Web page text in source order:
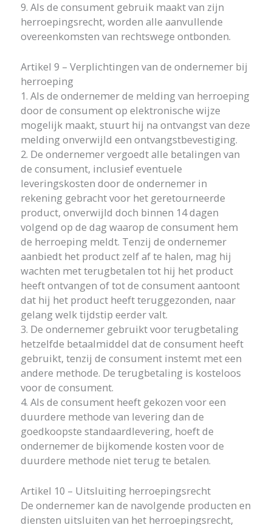
9. Als de consument gebruik maakt van zijn
herroepingsrecht, worden alle aanvullende
overeenkomsten van rechtswege ontbonden.
Artikel 9 – Verplichtingen van de ondernemer bij
herroeping
1. Als de ondernemer de melding van herroeping
door de consument op elektronische wijze
mogelijk maakt, stuurt hij na ontvangst van deze
melding onverwijld een ontvangstbevestiging.
2. De ondernemer vergoedt alle betalingen van
de consument, inclusief eventuele
leveringskosten door de ondernemer in
rekening gebracht voor het geretourneerde
product, onverwijld doch binnen 14 dagen
volgend op de dag waarop de consument hem
de herroeping meldt. Tenzij de ondernemer
aanbiedt het product zelf af te halen, mag hij
wachten met terugbetalen tot hij het product
heeft ontvangen of tot de consument aantoont
dat hij het product heeft teruggezonden, naar
gelang welk tijdstip eerder valt.
3. De ondernemer gebruikt voor terugbetaling
hetzelfde betaalmiddel dat de consument heeft
gebruikt, tenzij de consument instemt met een
andere methode. De terugbetaling is kosteloos
voor de consument.
4. Als de consument heeft gekozen voor een
duurdere methode van levering dan de
goedkoopste standaardlevering, hoeft de
ondernemer de bijkomende kosten voor de
duurdere methode niet terug te betalen.
Artikel 10 – Uitsluiting herroepingsrecht
De ondernemer kan de navolgende producten en
diensten uitsluiten van het herroepingsrecht,